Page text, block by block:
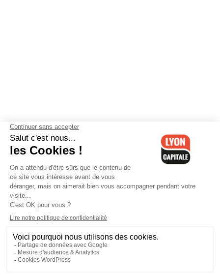
Contactez-nous-Mentions légales-CGV-Politique de
confidentialité-Gestion des cookies